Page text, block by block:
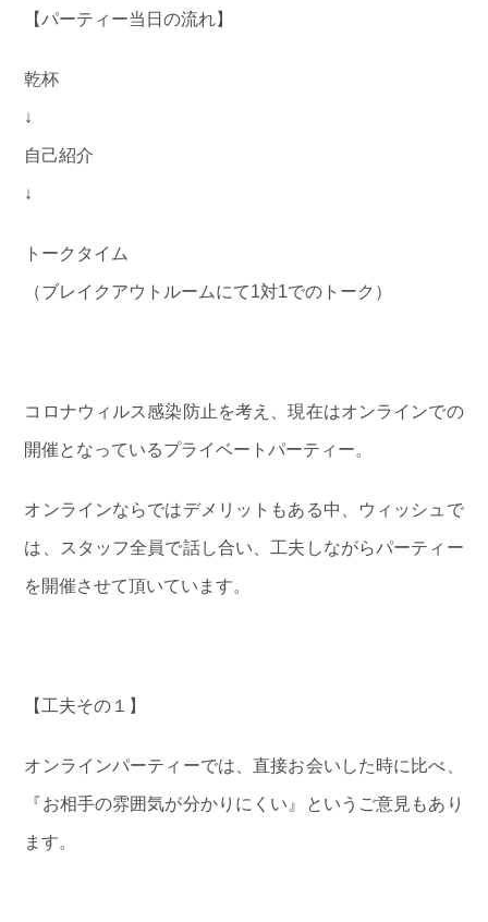
【パーティー当日の流れ】
乾杯
↓
自己紹介
↓
トークタイム
（ブレイクアウトルームにて1対1でのトーク）
コロナウィルス感染防止を考え、現在はオンラインでの
開催となっているプライベートパーティー。
オンラインならではデメリットもある中、ウィッシュで
は、スタッフ全員で話し合い、工夫しながらパーティー
を開催させて頂いています。
【工夫その１】
オンラインパーティーでは、直接お会いした時に比べ、
『お相手の雰囲気が分かりにくい』というご意見もあり
ます。